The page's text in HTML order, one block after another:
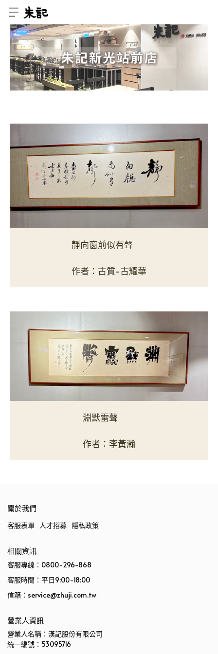
靜向窗前似有聲
作者：古質-古耀華
淵默雷聲
作者：李黃瀚
關於我們
客服表單 人才招募 隱私政策
相關資訊
客服專線：0800-296-868
客服時間：平日9:00-18:00
信箱：service@zhuji.com.tw
營業人資訊
營業人名稱：漢記股份有限公司
統一編號：53095716